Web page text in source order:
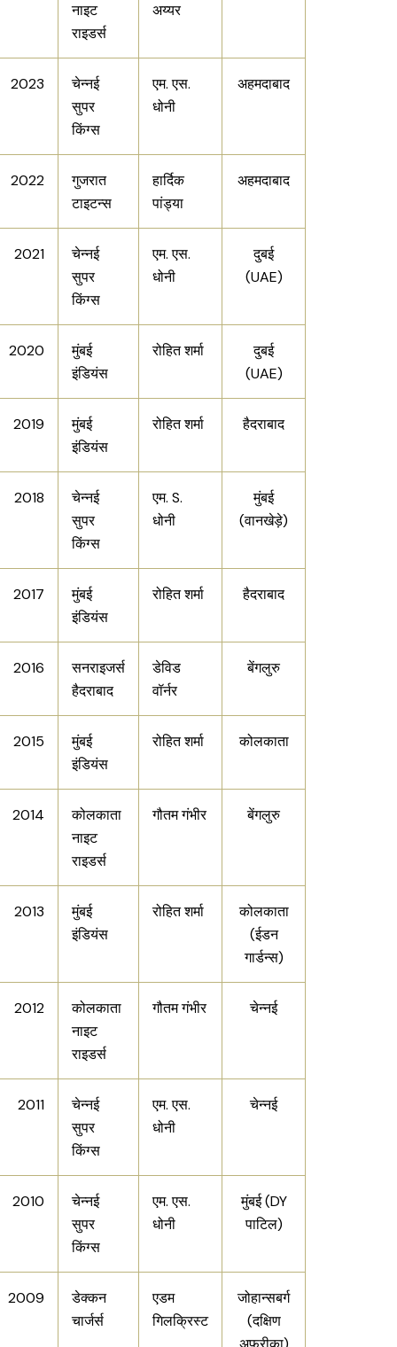
नाइट
राइडर्स
अय्यर
2023
चेन्नई
सुपर
किंग्स
एम. एस.
धोनी
अहमदाबाद
2022
गुजरात
टाइटन्स
हार्दिक
पांड्या
अहमदाबाद
2021
चेन्नई
सुपर
किंग्स
एम. एस.
धोनी
दुबई
(UAE)
2020
मुंबई
इंडियंस
रोहित शर्मा
दुबई
(UAE)
2019
मुंबई
इंडियंस
रोहित शर्मा हैदराबाद
2018
चेन्नई
सुपर
किंग्स
एम. S.
धोनी
मुंबई
(वानखेड़े)
2017
मुंबई
इंडियंस
रोहित शर्मा हैदराबाद
2016
सनराइजर्स
हैदराबाद
डेविड
वॉर्नर
बेंगलुरु
2015
मुंबई
इंडियंस
रोहित शर्मा कोलकाता
2014
कोलकाता
नाइट
राइडर्स
गौतम गंभीर बेंगलुरु
2013
मुंबई
इंडियंस
रोहित शर्मा
कोलकाता
(ईडन
गार्डन्स)
2012
कोलकाता
नाइट
राइडर्स
गौतम गंभीर चेन्नई
2011
चेन्नई
सुपर
किंग्स
एम. एस.
धोनी
चेन्नई
2010
चेन्नई
सुपर
किंग्स
एम. एस.
धोनी
मुंबई (DY
पाटिल)
2009
डेक्कन
चार्जर्स
एडम
गिलक्रिस्ट
जोहान्सबर्ग
(दक्षिण